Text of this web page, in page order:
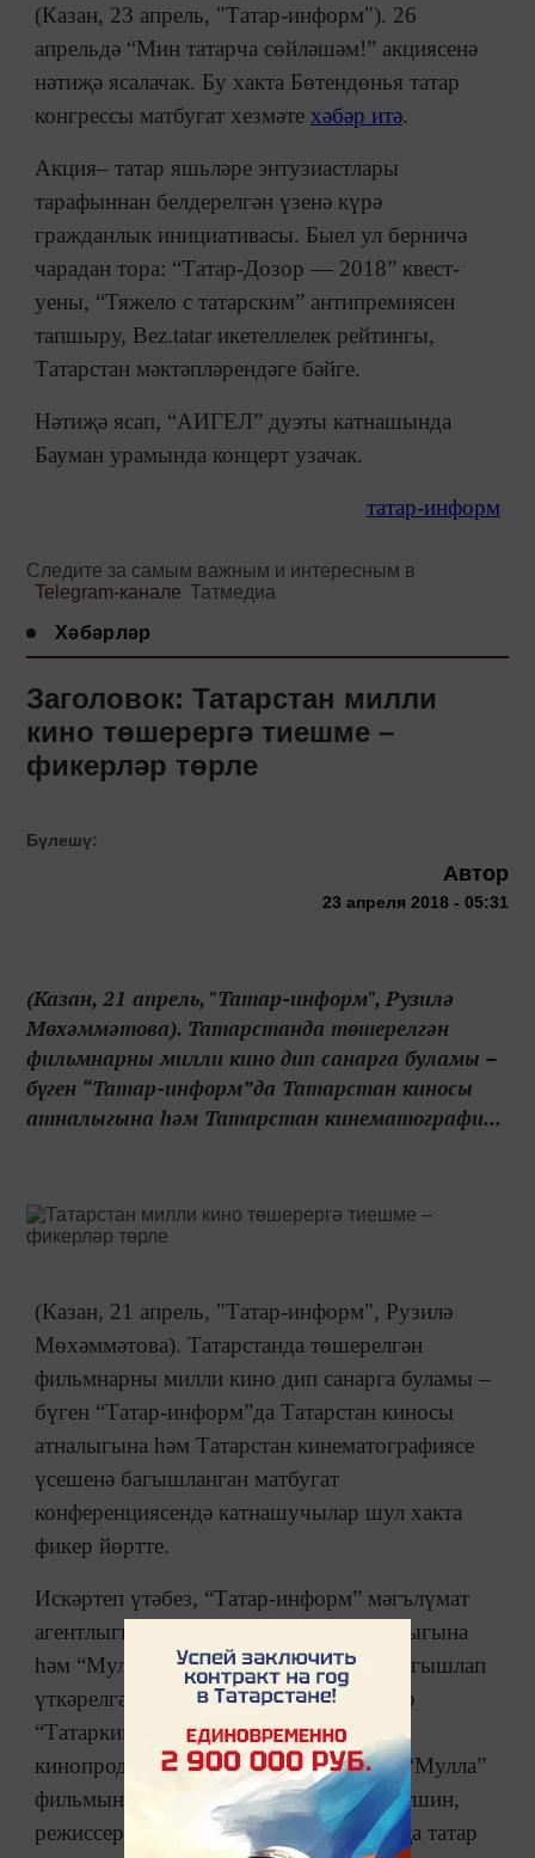
(Казан, 23 апрель, "Татар-информ"). 26
апрельдә “Мин татарча сөйләшәм!” акциясенә
нәтиҗә ясалачак. Бу хакта Бөтендөнья татар
конгрессы матбугат хезмәте хәбәр итә.
Акция– татар яшьләре энтузиастлары
тарафыннан белдерелгән үзенә күрә
гражданлык инициативасы. Быел ул берничә
чарадан тора: “Татар-Дозор — 2018” квест-
уены, “Тяжело с татарским” антипремиясен
тапшыру, Bez.tatar икетеллелек рейтингы,
Татарстан мәктәпләрендәге бәйге.
Нәтиҗә ясап, “АИГЕЛ” дуэты катнашында
Бауман урамында концерт узачак.
татар-информ
Следите за самым важным и интересным в
Telegram-канале Татмедиа
Хәбәрләр
Заголовок: Татарстан милли
кино төшерергә тиешме –
фикерләр төрле
Бүлешү:
Автор
23 апреля 2018 - 05:31
(Казан, 21 апрель, "Татар-информ", Рузилә
Мөхәммәтова). Татарстанда төшерелгән
фильмнарны милли кино дип санарга буламы –
бүген “Татар-информ”да Татарстан киносы
атналыгына һәм Татарстан кинематографи...
(Казан, 21 апрель, "Татар-информ", Рузилә
Мөхәммәтова). Татарстанда төшерелгән
фильмнарны милли кино дип санарга буламы –
бүген “Татар-информ”да Татарстан киносы
атналыгына һәм Татарстан кинематографиясе
үсешенә багышланган матбугат
конференциясендә катнашучылар шул хакта
фикер йөртте.
Искәртеп үтәбез, “Татар-информ” мәгълүмат
агентлыгында Татарстан киносы атналыгына
һәм “Мулла” фильмы премьерасына багышлап
үткәрелгән матбугат конференциясендә
“Татаркино” оешмасы җитәкчесе,
кинопродюсер Миләүшә Айтуганова, “Мулла”
фильмының идея авторы Марат Әхмәтшин,
режиссеры Рамил Фазлыев, беренче яңа татар